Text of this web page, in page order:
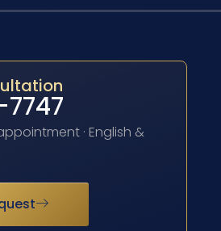
· English &